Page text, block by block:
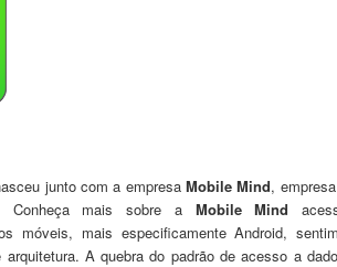
sceu junto com a empresaMobile Mind,
Conheça mais sobre a Mobile Mind
móveis, mais especificamente Android, sent
arquitetura. A quebrado padrão de acesso a